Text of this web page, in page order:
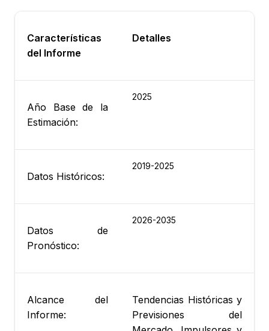
Características
del Informe
Detalles
Año Base de la
Estimación:
2025
Datos Históricos:
2019-2025
Datos de
Pronóstico:
2026-2035
Alcance del
Informe:
Tendencias Históricas y
Previsiones del